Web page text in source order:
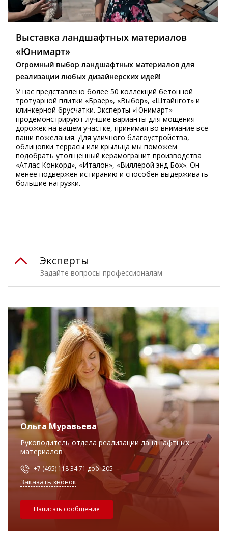
Выставка ландшафтных материалов
«Юнимарт»
Огромный выбор ландшафтных материалов для
реализации любых дизайнерских идей!
У нас представлено более 50 коллекций бетонной
тротуарной плитки «Браер», «Выбор», «Штайнгот» и
клинкерной брусчатки. Эксперты «Юнимарт»
продемонстрируют лучшие варианты для мощения
дорожек на вашем участке, принимая во внимание все
ваши пожелания. Для уличного благоустройства,
облицовки террасы или крыльца мы поможем
подобрать утолщенный керамогранит производства
«Атлас Конкорд», «Италон», «Виллерой энд Бох». Он
менее подвержен истиранию и способен выдерживать
большие нагрузки.
Задайте вопросы профессионалам
Эксперты
Ольга Муравьева
Руководитель отдела реализации ландшафтных
материалов
+7 (495) 118 34 71 доб. 205
Заказать звонок
Написать сообщение